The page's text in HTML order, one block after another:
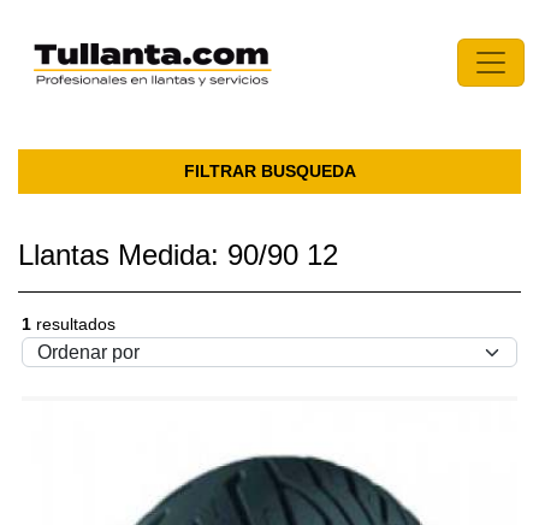
FILTRAR BUSQUEDA
Llantas Medida: 90/90 12
1 resultados